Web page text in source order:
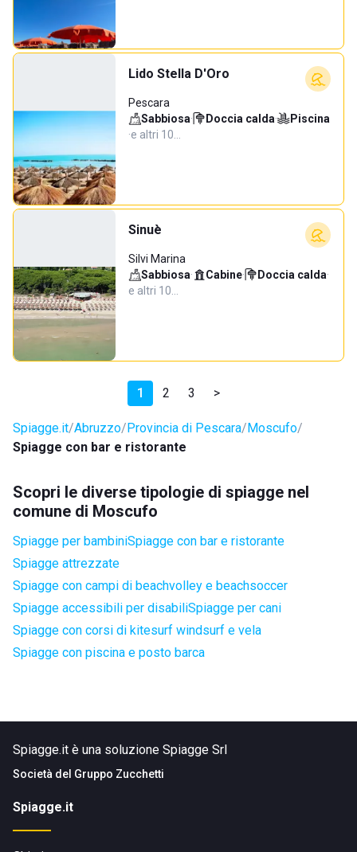
Lido Stella D'Oro
Pescara
Sabbiosa· Doccia calda·
Piscina
·e altri 10…
Sinuè
Silvi Marina
Sabbiosa· Cabine· Doccia calda·
e altri 10…
1 2 3 >
Spiagge.it Abruzzo Provincia di Pescara Moscufo
Spiagge con bar e ristorante
Scopri le diverse tipologie di spiagge nel
comune di Moscufo
Spiagge per bambiniSpiagge con bar e ristorante
Spiagge attrezzate
Spiagge con campi di beachvolley e beachsoccer
Spiagge accessibili per disabiliSpiagge per cani
Spiagge con corsi di kitesurf windsurf e vela
Spiagge con piscina e posto barca
Spiagge.it è una soluzione Spiagge Srl
Società del Gruppo Zucchetti
Spiagge.it